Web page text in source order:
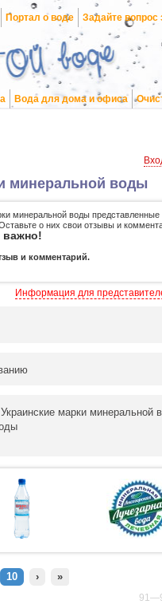
Портал о воде Задайте вопрос
Вода для дома и офиса
минеральной воды
минеральной воды представленные
о них свои отзывы и
важно!
и комментарий.
Информация для
Украинские марки минеральной
10 › »